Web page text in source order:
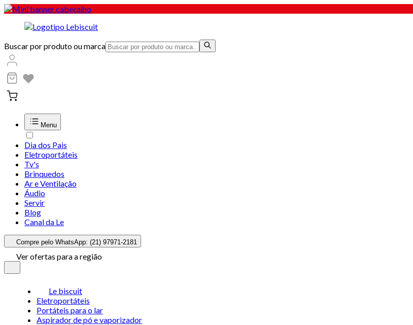
Buscar por produto ou marca
Menu
Dia dos Pais
Eletroportáteis
Tv's
Brinquedos
Ar e Ventilação
Áudio
Servir
Blog
Canal da Le
Compre pelo WhatsApp: (21) 97971-2181
Ver ofertas para a região
Le biscuit
Eletroportáteis
Portáteis para o lar
Aspirador de pó e vaporizador